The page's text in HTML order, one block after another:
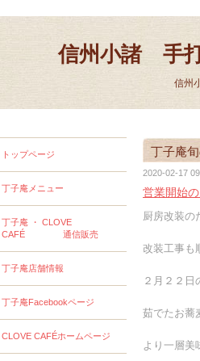
信州小諸 手
信州
丁子庵
2020-02-17
営業開始
厨房改装の
改装工事も
２月２２日
茹でたお蕎
より一層美
トップページ
丁子庵メニュー
丁子庵 ・ CLOVE
CAFÉ 通信販売
丁子庵店舗情報
丁子庵Facebookページ
CLOVE CAFÉホームページ